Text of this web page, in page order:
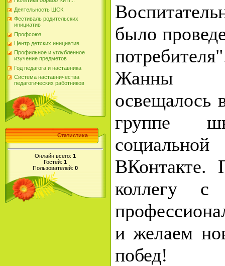
Деятельность ШСК
Фестиваль родительских
инициатив
Профсоюз
Центр детских инициатив
Профильное и углубленное
изучение предметов
Год педагога и наставника
Система наставничества
педагогических работников
Статистика
Онлайн всего: 1
Гостей: 1
Пользователей: 0
было
Жанны
освещалось
группе
ВКонтакте.
коллегу с
и желаем
побед!